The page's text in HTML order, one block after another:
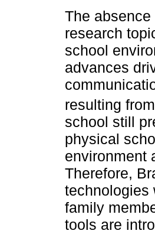
The
research
school
advances
resulting
school still
physical
environment
Therefore,
technologies
family
tools are